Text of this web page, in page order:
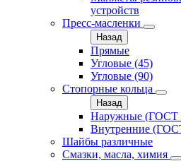
устройств
Пресс-масленки
Назад
Прямые
Угловые (45)
Угловые (90)
Стопорные кольца
Назад
Наружные (ГОСТ
Внутренние
Шайбы различные
Смазки, масла, химия